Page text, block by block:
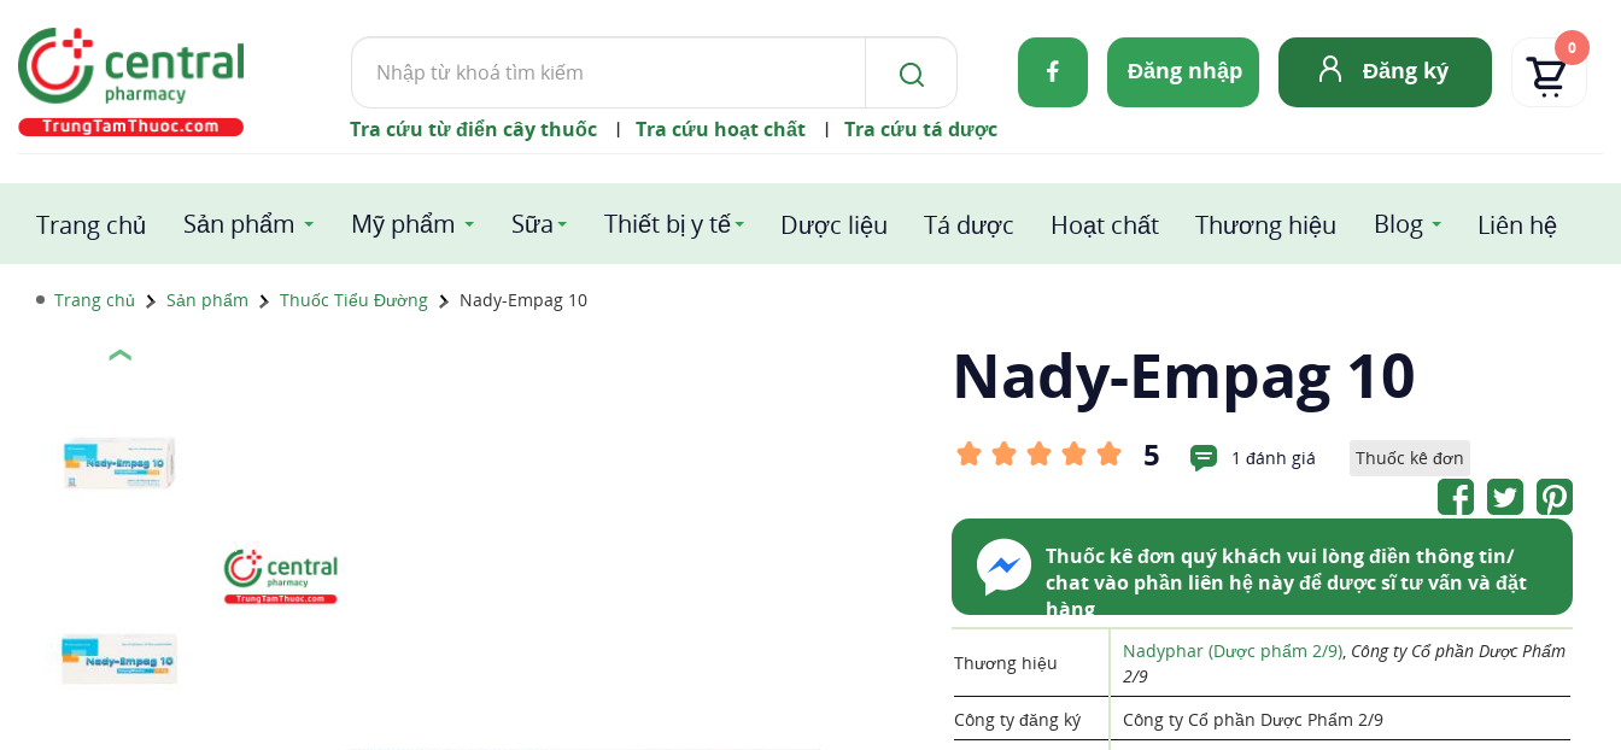
Tìm
kiếm
Đăng nhập Đăng ký
0
Tra cứu từ điển cây thuốc | Tra cứu hoạt chất | Tra cứu tá dược
Trang chủ Sản phẩm Mỹ phẩm Sữa Thiết bị y tế Dược liệu Tá dược Hoạt chất Thương hiệu Blog Liên hệ
Trang chủ Sản phẩm Thuốc Tiểu Đường Nady-Empag 10
❮
1 / 7
Nady-Empag 10
5 1 đánh giá Thuốc kê đơn
Thuốc kê đơn quý khách vui lòng điền thông tin/
chat vào phần liên hệ này để dược sĩ tư vấn và đặt
hàng
Thương hiệu
Nadyphar (Dược phẩm 2/9), Công ty Cổ phần Dược Phẩm
2/9
Công ty đăng ký
Công ty Cổ phần Dược Phẩm 2/9